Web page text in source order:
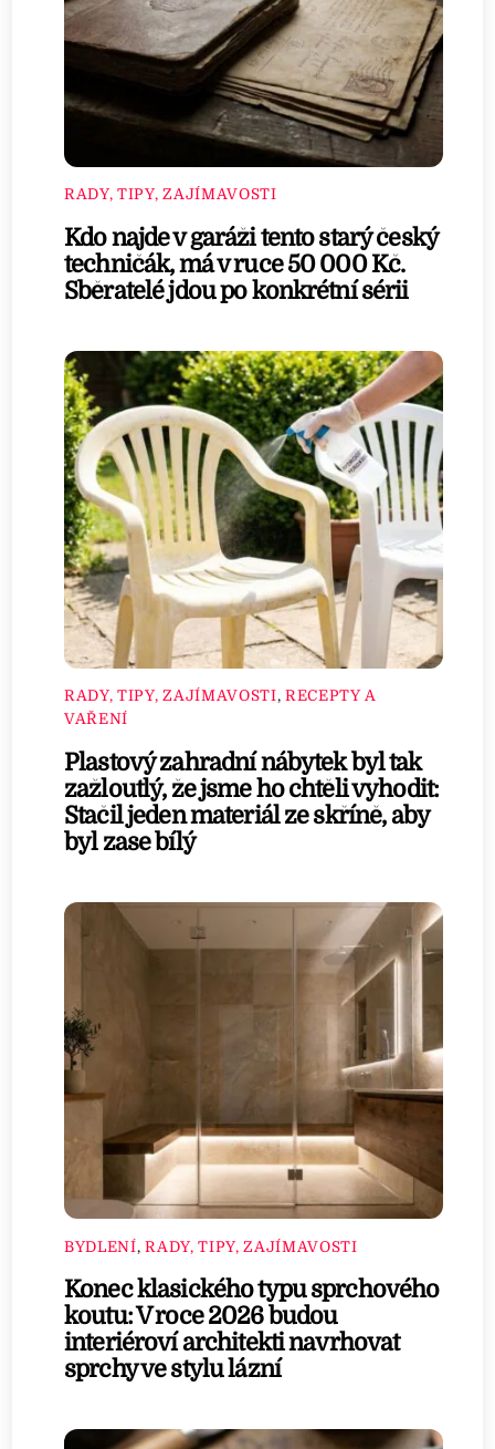
RADY, TIPY, ZAJÍMAVOSTI
Kdo najde v garáži tento starý český
techničák, má v ruce 50 000 Kč.
Sběratelé jdou po konkrétní sérii
RADY, TIPY, ZAJÍMAVOSTI, RECEPTY A
VAŘENÍ
Plastový zahradní nábytek byl tak
zažloutlý, že jsme ho chtěli vyhodit:
Stačil jeden materiál ze skříně, aby
byl zase bílý
BYDLENÍ,RADY, TIPY, ZAJÍMAVOSTI
Konec klasického typu sprchového
koutu: V roce 2026 budou
interiéroví architekti navrhovat
sprchy ve stylu lázní